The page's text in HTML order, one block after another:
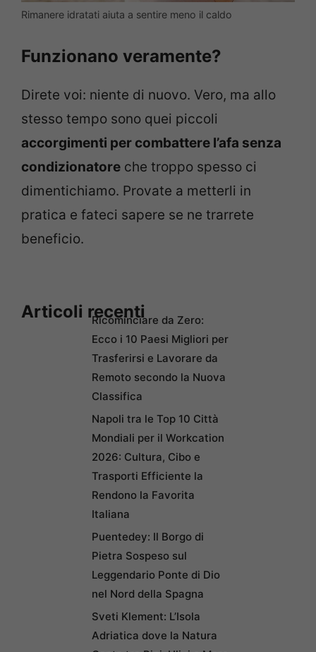
Rimanere idratati aiuta a sentire meno il caldo
Funzionano veramente?
Direte voi: niente di nuovo. Vero, ma allo
stesso tempo sono quei piccoli
accorgimenti per combattere l’afa senza
condizionatore che troppo spesso ci
dimentichiamo. Provate a metterli in
pratica e fateci sapere se ne trarrete
beneficio.
Articoli recentiRicominciare da Zero:
Ecco i 10 Paesi Migliori per
Trasferirsi e Lavorare da
Remoto secondo la Nuova
Classifica
Napoli tra le Top 10 Città
Mondiali per il Workcation
2026: Cultura, Cibo e
Trasporti Efficiente la
Rendono la Favorita
Italiana
Puentedey: Il Borgo di
Pietra Sospeso sul
Leggendario Ponte di Dio
nel Nord della Spagna
Sveti Klement: L’Isola
Adriatica dove la Natura